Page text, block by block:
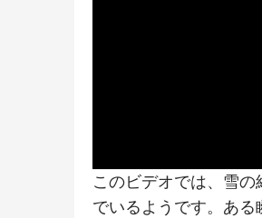
このビデオでは、雪
でいるようです。あ